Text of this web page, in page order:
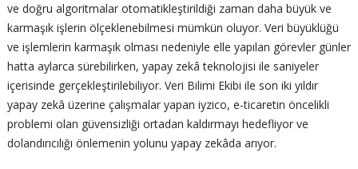
ve doğru algoritmalar otomatikleştirildiği zaman daha büyük ve
karmaşık işlerin ölçeklenebilmesi mümkün oluyor. Veri büyüklüğü
ve işlemlerin karmaşık olması nedeniyle elle yapılan görevler günler
hatta aylarca sürebilirken, yapay zekâ teknolojisi ile saniyeler
içerisinde gerçekleştirilebiliyor. Veri Bilimi Ekibi ile son iki yıldır
yapay zekâ üzerine çalışmalar yapan iyzico, e-ticaretin öncelikli
problemi olan güvensizliği ortadan kaldırmayı hedefliyor ve
dolandırıcılığı önlemenin yolunu yapay zekâda arıyor.